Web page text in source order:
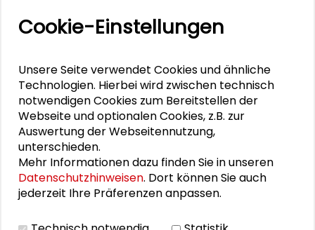
der Großen Erzählungen“.
Personen im Kontext
Gisela Burckhardt
Maike Ewuntomah
Bettina Faust
Jana Friedrichsen
Cookie-Einstellungen
Unsere Seite verwendet Cookies und ähnliche
Technologien. Hierbei wird zwischen technisch
notwendigen Cookies zum Bereitstellen der
Webseite und optionalen Cookies, z.B. zur
Auswertung der Webseitennutzung,
unterschieden.
Mehr Informationen dazu finden Sie in unseren
Datenschutzhinweisen. Dort können Sie auch
jederzeit Ihre Präferenzen anpassen.